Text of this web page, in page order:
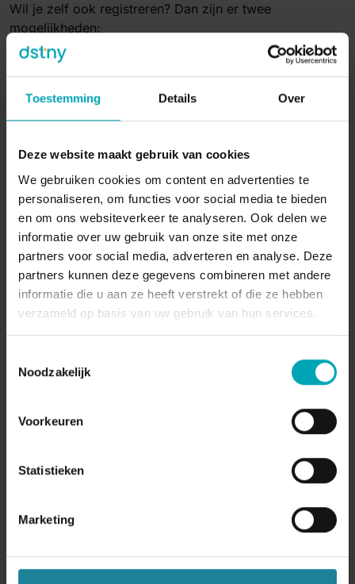
Toestemming Details Over
Deze website maakt gebruik van cookies
We gebruiken cookies om content en advertenties te
personaliseren, om functies voor social media te bieden
en om ons websiteverkeer te analyseren. Ook delen we
informatie over uw gebruik van onze site met onze
partners voor social media, adverteren en analyse. Deze
partners kunnen deze gegevens combineren met andere
informatie die u aan ze heeft verstrekt of die ze hebben
verzameld op basis van uw gebruik van hun services.
Noodzakelijk
Voorkeuren
Statistieken
Marketing
Wil je zelf ook registreren? Dan zijn er twee
mogelijkheden:
Check bij je accountmanager of
support@dstiny.be
wie jullie Partner Portal
vragen om jou volledige of gedeeltelijke toegang te
verlenen. Daarna kun je registreren.
aanvraag aan de Partner Portal Administrator in
jouw bedrijf. Hij zal beslissen welke
toegangsrechten jij voor het portaal krijgt.
Nieuwe partner
Ben je een nieuwe partner van Dstny? Dan heb je bij het
tekenen van je contract zelf aangegeven wie de Partner
Portal Administrator in je bedrijf wordt.
Zodra we het contract opleveren, duiden we ook de
zijn of haar logingegevens.